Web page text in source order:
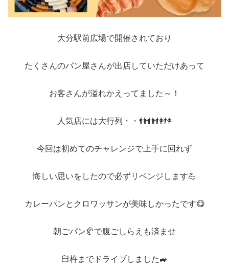
大分駅前広場で開催されており
たくさんのパン屋さんが出店していただけあって
お客さんが溢れかえってました～！
人気店には大行列・・👫👫👫👫
今回は初めてのチャレンジで上手に回れず
悔しい思いをしたので必ずリベンジします💪
カレーパンとクロワッサンが美味しかったです😋
朝ごパン🥐で腹ごしらえも済ませ
臼杵までドライブしました🚙